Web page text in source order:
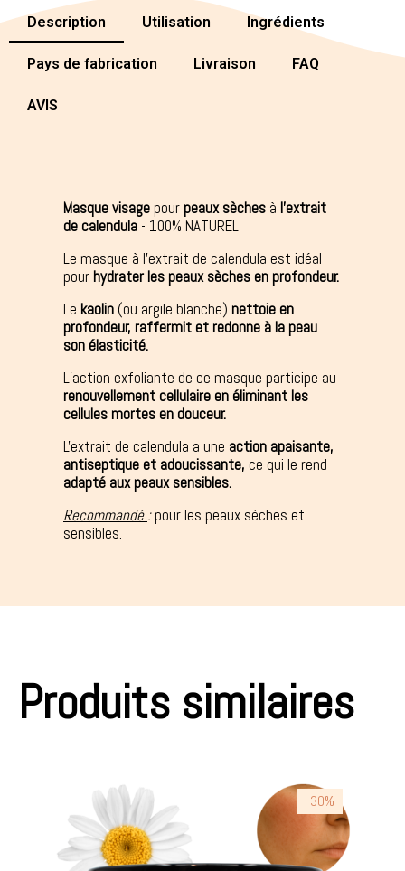
Description Utilisation Ingrédients
Pays de fabrication Livraison FAQ
AVIS
Masque visagepourpeaux sèches à l’extrait
de calendula - 100% NATUREL
Le masque à l’extrait de calendula est idéal
pourhydrater les peaux sèches en profondeur.
Le kaolin (ou argile blanche) nettoie en
profondeur, raffermit et redonne à la peau
son élasticité.
L’action exfoliante de ce masque participe au
renouvellement cellulaire en éliminant les
cellules mortes en douceur.
L'extrait de calendula a une action apaisante,
antiseptique et adoucissante, ce qui le rend
adapté aux peaux sensibles.
Recommandé:pour les peaux sèches et
sensibles.
Produits similaires
-30%